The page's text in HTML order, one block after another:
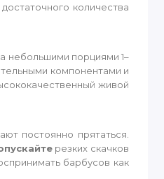
количества
небольшими порциями 1–
компонентами и
живой
постоянно прятаться.
резких скачков
барбусов как